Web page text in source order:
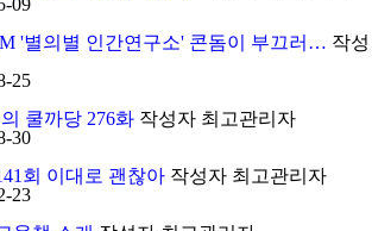
09
'별의별 인간연구소' 콘돔이 부끄러… 작성
25
쿨까당 276화 작성자 최고관리자
30
회 이대로 괜찮아 작성자 최고관리자
23